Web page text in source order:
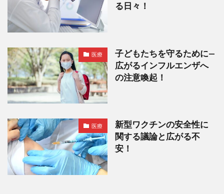
る日々！
医療
子どもたちを守るために—
広がるインフルエンザへ
の注意喚起！
医療
新型ワクチンの安全性に
関する議論と広がる不
安！